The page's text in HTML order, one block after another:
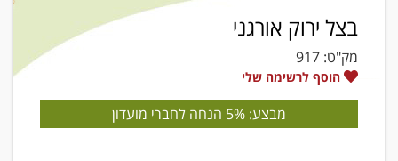
בצל ירוק אורגני
מק"ט: 917
הוסף לרשימה שלי
מבצע: 5% הנחה לחברי מועדון